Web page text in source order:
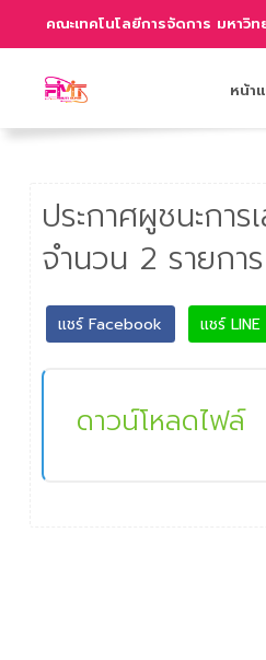
คณะเทคโนโลยีการจัดการ มหาวิ
หน้า
ประกาศผูชนะกา
จำนวน 2 รายการ
แชร์ Facebook แชร์ LINE
ดาวน์โหลดไฟล์